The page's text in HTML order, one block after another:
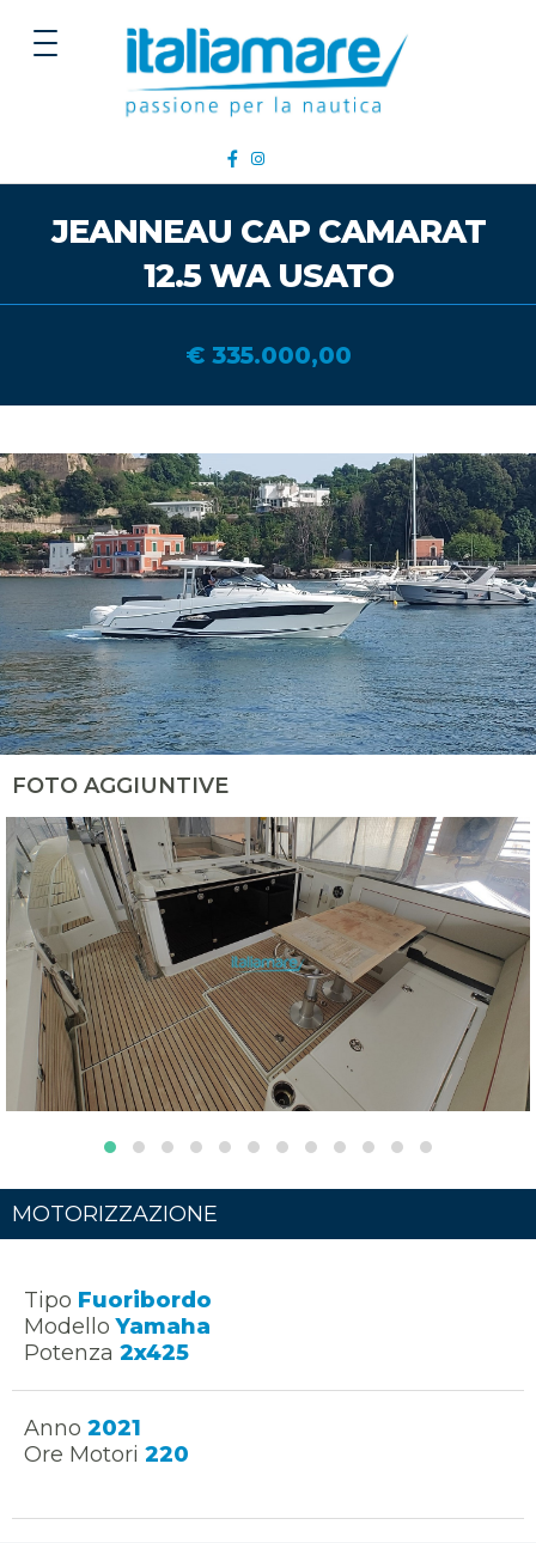
JEANNEAU CAP CAMARAT
12.5 WA USATO
€ 335.000,00
FOTO AGGIUNTIVE
MOTORIZZAZIONE
Tipo Fuoribordo
ModelloYamaha
Potenza 2x425
Anno 2021
Ore Motori 220